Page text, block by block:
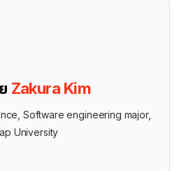
Zakura Kim
Software engineering major,
University